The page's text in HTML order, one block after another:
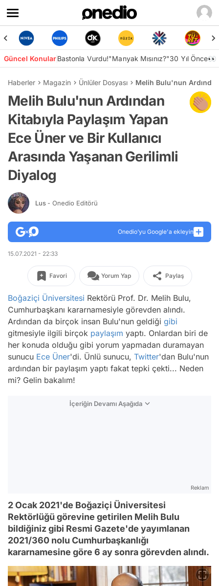
Güncel KonularBastonla Vurdu!"Manyak Mısınız?"30 Yıl Önce👀
Haberler Magazin Ünlüler Dosyası Melih Bulu'nun
Melih Bulu'nun Ardından
Kitabıyla Paylaşım Yapan
Ece Üner ve Bir Kullanıcı
Arasında Yaşanan Gerilimli
Diyalog
Lus - Onedio Editörü
Onedio’yu Google'a ekleyin
15.07.2021 - 22:33
Favori Yorum Yap Paylaş
Boğaziçi Üniversitesi Rektörü Prof. Dr. Melih Bulu,
Cumhurbaşkanı kararnamesiyle görevden alındı.
Ardından da birçok insan Bulu'nun geldiği gibi
gitmesiyle ilgili birçok paylaşım yaptı. Onlardan biri de
her konuda olduğu gibi yorum yapmadan duramayan
sunucu Ece Üner'di. Ünlü sunucu, Twitter'dan Bulu'nun
ardından bir paylaşım yaptı fakat tepki çekti... Neden
mi? Gelin bakalım!
İçeriğin Devamı Aşağıda
Reklam
2 Ocak 2021'de Boğaziçi Üniversitesi
Rektörlüğü görevine getirilen Melih Bulu
bildiğiniz gibi Resmi Gazete'de yayımlanan
2021/360 nolu Cumhurbaşkanlığı
kararnamesine göre 6 ay sonra görevden alındı.